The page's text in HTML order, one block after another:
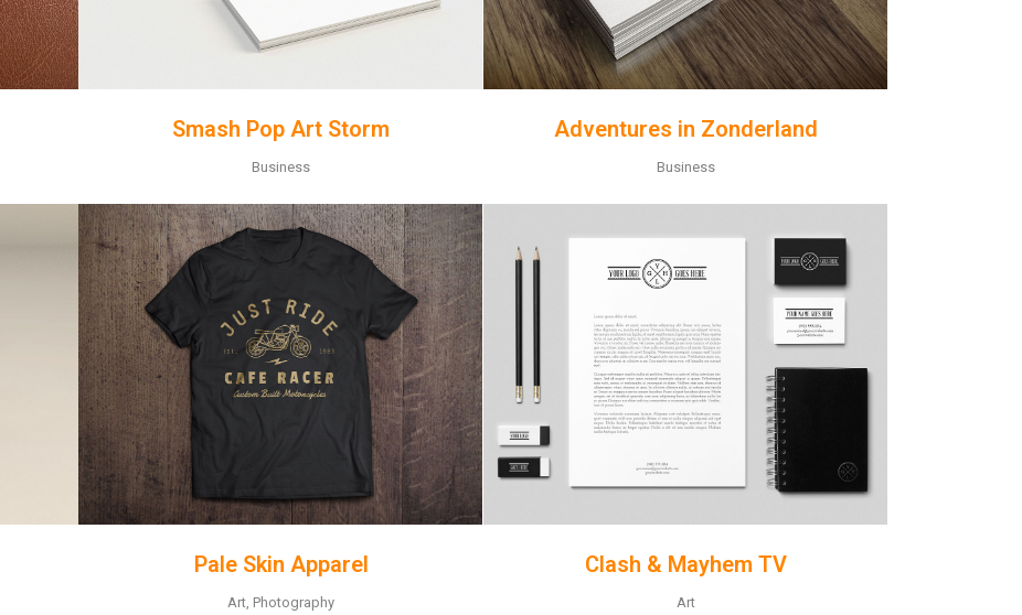
Smash Pop Art Storm
Business
Adventures in Zonderland
Business
ZOOM
Pale Skin Apparel
Art, Photography
ZOOM VIEW
Clash & Mayhem TV
Art